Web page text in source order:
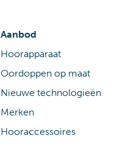
Aanbod
Hoorapparaat
Oordoppen op maat
Nieuwe technologieën
Merken
Hooraccessoires